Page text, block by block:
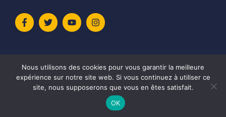
• Construit avec
Nous utilisons des cookies pour vous garantir la meilleure
expérience sur notre site web. Si vous continuez à utiliser ce
site, nous supposerons que vous en êtes satisfait.
OK